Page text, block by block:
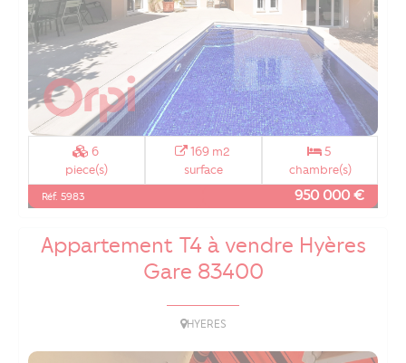
6
piece(s)
169 m2
surface
5
chambre(s)
Réf. 5983 950 000 €
Appartement T4 à vendre Hyères
Gare 83400
HYERES